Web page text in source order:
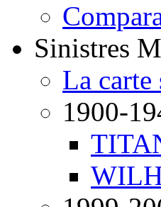
Sinistres
La
1900-